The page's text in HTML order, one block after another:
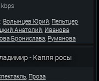
Волынцев Юрий, Пельтцер
Анатолий, Иванова
Бронислава, Румянова
,Бокарева Зинаида,
Горюнова Анна
- Капля росы
Проза